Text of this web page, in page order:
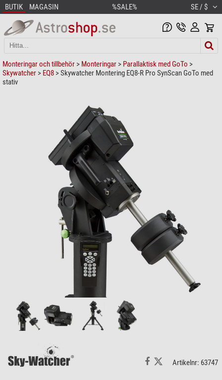
BUTIK MAGASIN %SALE% SE / $
Monteringar och tillbehör > Monteringar > Parallaktisk med GoTo >
Skywatcher > EQ8 > Skywatcher Montering EQ8-R Pro SynScan GoTo med
stativ
Artikelnr: 63747